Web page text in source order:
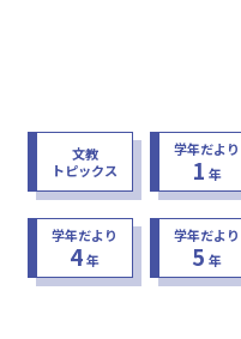
文教
トピックス
学年だより
1 年
学年だより
4年
学年だより
5 年